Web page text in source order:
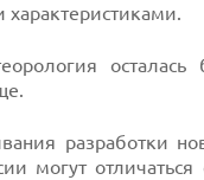
осталась
разработки
могут